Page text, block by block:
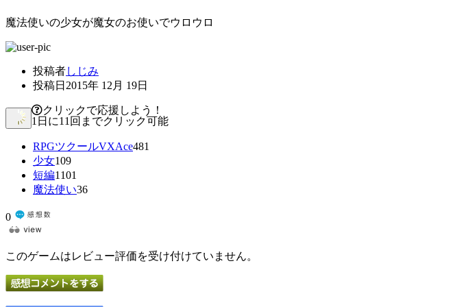
魔法使いの少女が魔女のお使いでウロウロ
投稿者しじみ
投稿日 2015年 12月 19日
クリックで応援しよう！
1日に11回までクリック可能
RPGツクールVXAce481
少女109
短編1101
魔法使い36
0
このゲームはレビュー評価を受け付けていません。